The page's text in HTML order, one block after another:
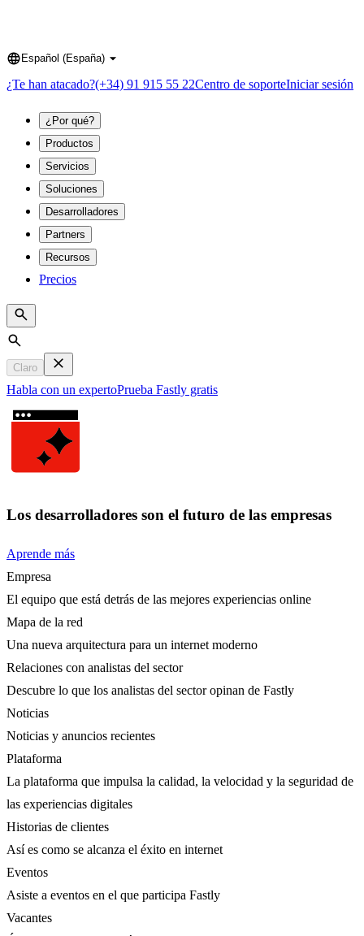
Language
Español (España)
¿Te han atacado?(+34) 91 915 55 22Centro de soporteIniciar sesión
¿Por qué?
Productos
Servicios
Soluciones
Desarrolladores
Partners
Recursos
Precios
Search
Claro
Habla con un expertoPrueba Fastly gratis
Los desarrolladores son el futuro de las empresas
Aprende más
Empresa
El equipo que está detrás de las mejores experiencias online
Mapa de la red
Una nueva arquitectura para un internet moderno
Relaciones con analistas del sector
Descubre lo que los analistas del sector opinan de Fastly
Noticias
Noticias y anuncios recientes
Plataforma
La plataforma que impulsa la calidad, la velocidad y la seguridad de
las experiencias digitales
Historias de clientes
Así es como se alcanza el éxito en internet
Eventos
Asiste a eventos en el que participa Fastly
Vacantes